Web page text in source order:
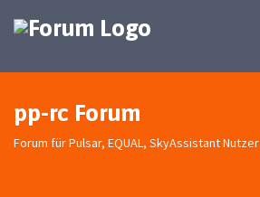
pp-rc Forum
Forum für Pulsar, EQUAL, SkyAssistant Nutzer